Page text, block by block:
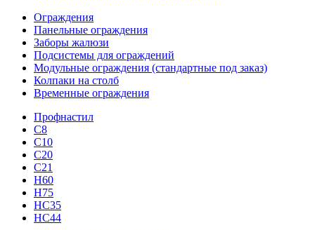
Ограждения
Панельные ограждения
Заборы жалюзи
Подсистемы для ограждений
Модульные ограждения (стандартные под заказ)
Колпаки на столб
Временные ограждения
Профнастил
С8
С10
С20
С21
H60
H75
HС35
НС44